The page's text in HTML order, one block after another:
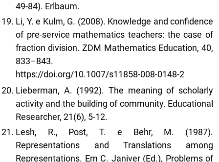
49-84). Erlbaum.
Li, Y. e Kulm, G. (2008). Knowledge and confidence
of pre-service mathematics teachers: the case of
fraction division. ZDM Mathematics Education, 40,
833–843.
https://doi.org/10.1007/s11858-008-0148-2
Lieberman, A. (1992). The meaning of scholarly
activity and the building of community. Educational
Researcher, 21(6), 5-12.
Lesh, R., Post, T. e Behr, M. (1987).
Representations and Translations among
Representations. Em C. Janiver (Ed.), Problems of